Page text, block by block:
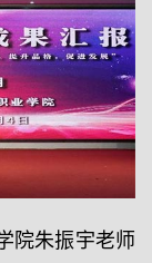
院朱振宇老师